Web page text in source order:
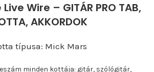
Wire – GITÁR PRO TAB,
AKKORDOK
típusa: Mick Mars
minden kottája: gitár, szólógitár,